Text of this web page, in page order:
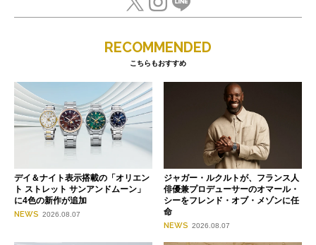
RECOMMENDED
こちらもおすすめ
デイ＆ナイト表示搭載の「オリエン
ト ストレット サンアンドムーン」
に4色の新作が追加
NEWS 2026.08.07
ジャガー・ルクルトが、フランス人
俳優兼プロデューサーのオマール・
シーをフレンド・オブ・メゾンに任
命
NEWS 2026.08.07